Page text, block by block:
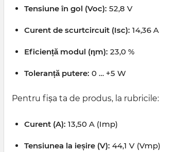
Tensiune în gol (Voc): 52,8 V
Curent de scurtcircuit (Isc): 14,36 A
Eficiență modul (ηm): 23,0 %
Toleranță putere: 0 … +5 W
Pentru fișa ta de produs, la rubricile:
Curent (A): 13,50 A (Imp)
Tensiunea la ieșire (V): 44,1 V (Vmp)